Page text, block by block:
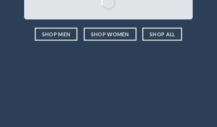
SHOP MEN SHOP WOMEN SHOP ALL